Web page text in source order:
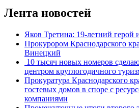
Лента новостей
Яков Третина: 19-летний герой
Прокурором Краснодарского
Винецкий
10 тысяч новых номеров
центром круглогодичного
Прокуратура Краснодарского
гостевых домов в споре с
компаниями